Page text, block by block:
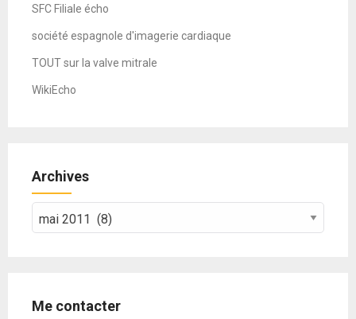
SFC Filiale écho
société espagnole d'imagerie cardiaque
TOUT sur la valve mitrale
WikiEcho
Archives
Me contacter